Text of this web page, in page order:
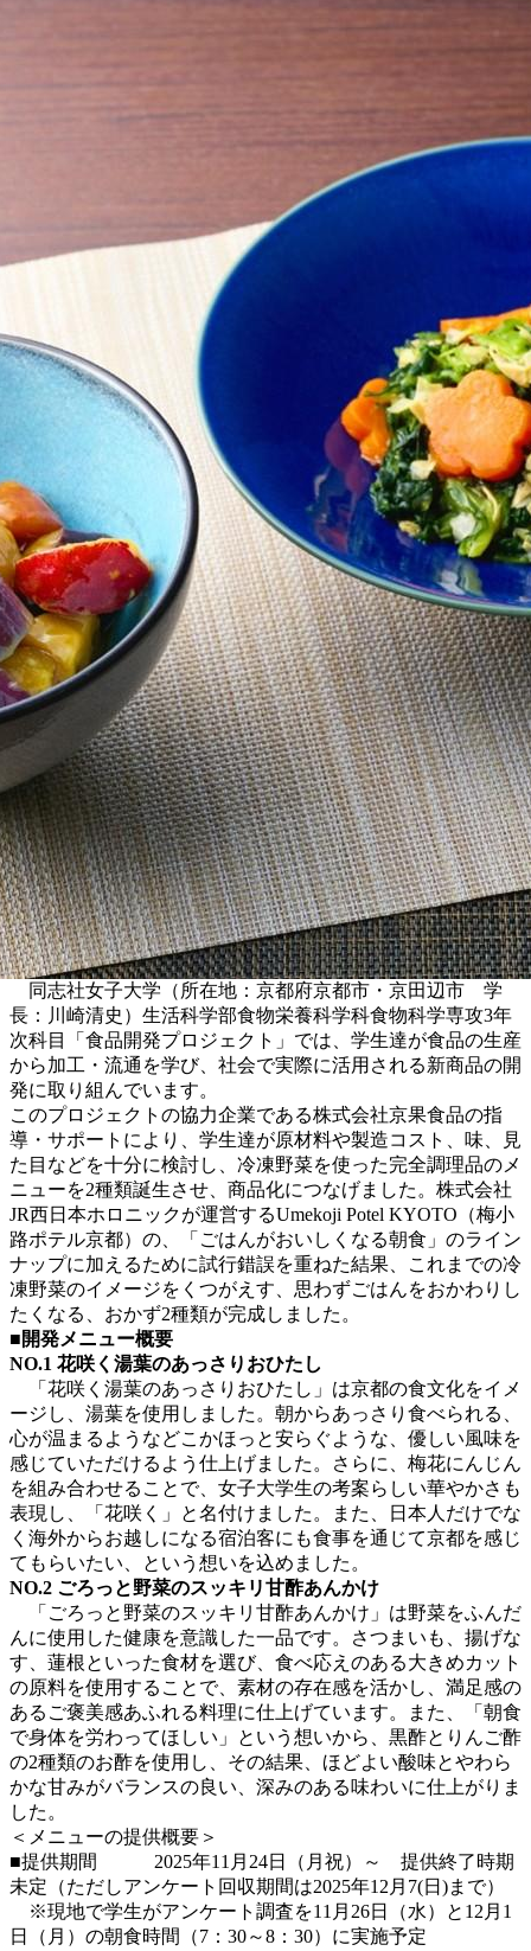
同志社女子大学（所在地：京都府京都市・京田辺市 学
長：川崎清史）生活科学部食物栄養科学科食物科学専攻3年
次科目「食品開発プロジェクト」では、学生達が食品の生産
から加工・流通を学び、社会で実際に活用される新商品の開
発に取り組んでいます。
このプロジェクトの協力企業である株式会社京果食品の指
導・サポートにより、学生達が原材料や製造コスト、味、見
た目などを十分に検討し、冷凍野菜を使った完全調理品のメ
ニューを2種類誕生させ、商品化につなげました。 株式会社
JR西日本ホロニックが運営するUmekoji Potel KYOTO（梅小
路ポテル京都）の、「ごはんがおいしくなる朝食」のライン
ナップに加えるために試行錯誤を重ねた結果、これまでの冷
凍野菜のイメージをくつがえす、思わずごはんをおかわりし
たくなる、おかず2種類が完成しました。
■開発メニュー概要
NO.1 花咲く湯葉のあっさりおひたし
「花咲く湯葉のあっさりおひたし」は京都の食文化をイメ
ージし、湯葉を使用しました。朝からあっさり食べられる、
心が温まるようなどこかほっと安らぐような、優しい風味を
感じていただけるよう仕上げました。さらに、梅花にんじん
を組み合わせることで、女子大学生の考案らしい華やかさも
表現し、「花咲く」と名付けました。また、日本人だけでな
く海外からお越しになる宿泊客にも食事を通じて京都を感じ
てもらいたい、という想いを込めました。
NO.2 ごろっと野菜のスッキリ甘酢あんかけ
「ごろっと野菜のスッキリ甘酢あんかけ」は野菜をふんだ
んに使用した健康を意識した一品です。さつまいも、揚げな
す、蓮根といった食材を選び、食べ応えのある大きめカット
の原料を使用することで、素材の存在感を活かし、満足感の
あるご褒美感あふれる料理に仕上げています。また、「朝食
で身体を労わってほしい」という想いから、黒酢とりんご酢
の2種類のお酢を使用し、その結果、ほどよい酸味とやわら
かな甘みがバランスの良い、深みのある味わいに仕上がりま
した。
＜メニューの提供概要＞
■提供期間 2025年11月24日（月祝）～ 提供終了時期
未定（ただしアンケート回収期間は2025年12月7(日)まで）
※現地で学生がアンケート調査を11月26日（水）と12月1
日（月）の朝食時間（7：30～8：30）に実施予定